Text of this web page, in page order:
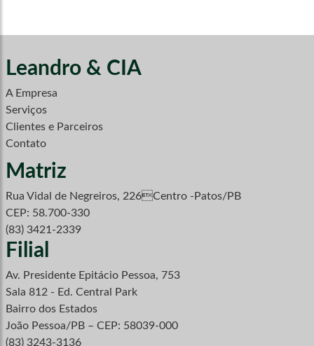
Leandro & CIA
A Empresa
Serviços
Clientes e Parceiros
Contato
Matriz
Rua Vidal de Negreiros, 226Centro -Patos/PB
CEP: 58.700-330
(83) 3421-2339
Filial
Av. Presidente Epitácio Pessoa, 753
Sala 812 - Ed. Central Park
Bairro dos Estados
João Pessoa/PB – CEP: 58039-000
(83) 3243-3136